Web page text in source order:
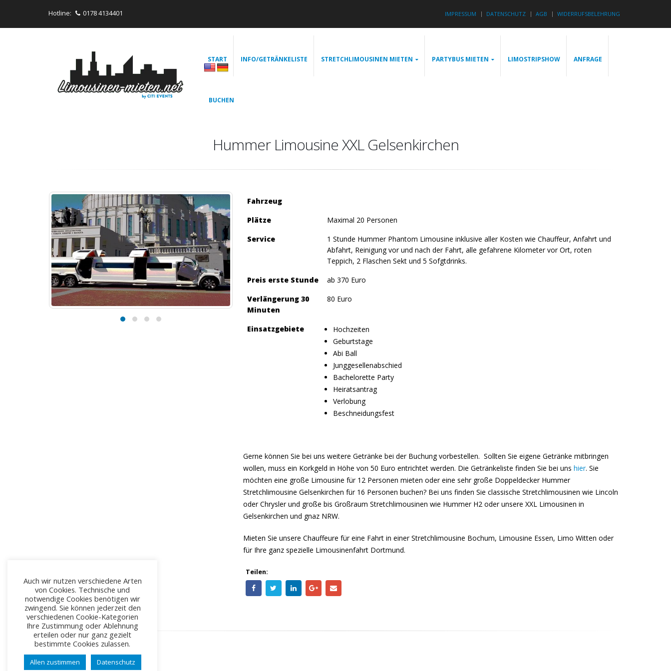
Hotline: 0178 4134401 IMPRESSUM DATENSCHUTZ AGB WIDERRUFSBELEHRUNG
START INFO/GETRÄNKELISTE STRETCHLIMOUSINEN MIETEN PARTYBUS MIETEN LIMOSTRIPSHOW ANFRAGE
BUCHEN
Hummer Limousine XXL Gelsenkirchen
Fahrzeug
Plätze
Maximal 20 Personen
Service
1 Stunde Hummer Phantom Limousine inklusive aller Kosten wie Chauffeur, Anfahrt und
Abfahrt, Reinigung vor und nach der Fahrt, alle gefahrene Kilometer vor Ort, roten
Teppich, 2 Flaschen Sekt und 5 Sofgtdrinks.
Preis erste Stunde
ab 370 Euro
Verlängerung 30
Minuten
80 Euro
Einsatzgebiete
Hochzeiten
Geburtstage
Abi Ball
Junggesellenabschied
Bachelorette Party
Heiratsantrag
Verlobung
Beschneidungsfest
Gerne können Sie bei uns weitere Getränke bei der Buchung vorbestellen. Sollten Sie eigene Getränke mitbringen
wollen, muss ein Korkgeld in Höhe von 50 Euro entrichtet werden. Die Getränkeliste finden Sie bei uns hier. Sie
möchten eine große Limousine für 12 Personen mieten oder eine sehr große Doppeldecker Hummer
Stretchlimousine Gelsenkirchen für 16 Personen buchen? Bei uns finden Sie classische Stretchlimousinen wie Lincoln
oder Chrysler und große bis Großraum Stretchlimousinen wie Hummer H2 oder unsere XXL Limousinen in
Gelsenkirchen und gnaz NRW.
Mieten Sie unsere Chauffeure für eine Fahrt in einer Stretchlimousine Bochum, Limousine Essen, Limo Witten oder
für Ihre ganz spezielle Limousinenfahrt Dortmund.
Teilen:
Auch wir nutzen verschiedene Arten
von Cookies. Technische und
notwendige Cookies benötigen wir
zwingend. Sie können jederzeit den
verschiedenen Cookie-Kategorien
Ihre Zustimmung oder Ablehnung
erteilen oder nur ganz gezielt
bestimmte Cookies zulassen.
Allen zustimmen Datenschutz